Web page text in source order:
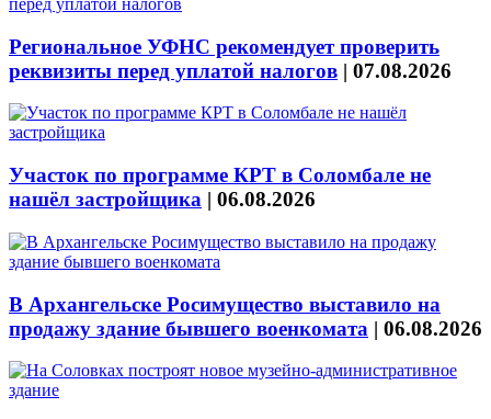
Региональное УФНС рекомендует проверить
реквизиты перед уплатой налогов | 07.08.2026
Участок по программе КРТ в Соломбале не
нашёл застройщика | 06.08.2026
В Архангельске Росимущество выставило на
продажу здание бывшего военкомата | 06.08.2026